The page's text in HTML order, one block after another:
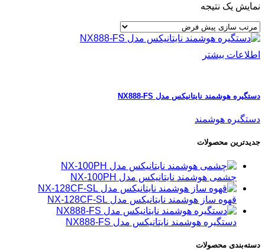
نمایش یک نتیجه
اطلاعات بیشتر
دستگیره هوشمند نایتانیکس مدل NX888-FS
دستگیره هوشمند
جدید‌ترین‌ محصولات
چشمی هوشمند نایتانیکس مدل NX-100PH
قهوه ساز هوشمند نایتانیکس مدل NX-128CF-SL
دستگیره هوشمند نایتانیکس مدل NX888-FS
دسته‌بندی محصولات